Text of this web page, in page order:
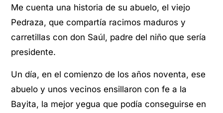
Me cuenta una historia de su abuelo, el viejo
Pedraza, que compartía racimos maduros y
carretillas con don Saúl, padre del niño que sería
presidente.
Un día, en el comienzo de los años noventa, ese
abuelo y unos vecinos ensillaron con fe a la
Bayita, la mejor yegua que podía conseguirse en